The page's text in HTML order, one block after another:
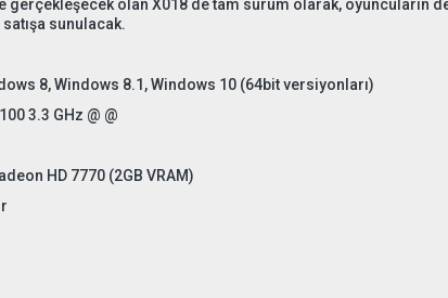
gerçekleşecek olan X018 de tam sürüm olarak, oyuncuların
sunulacak.
8, Windows 8.1, Windows 10 (64bit versiyonları)
3.3 GHz @ @
HD 7770 (2GB VRAM)